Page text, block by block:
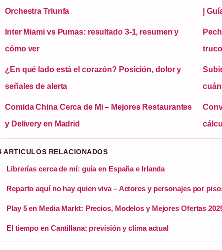
Orchestra Triunfa
|
Inter Miami vs Pumas: resultado 3-1, resumen y
cómo ver
¿En qué lado está el corazón? Posición, dolor y
señales de alerta
Comida China Cerca de Mi – Mejores Restaurantes
y Delivery en Madrid
ARTICULOS RELACIONADOS
Librerías cerca de mí: guía en España e Irlanda
Reparto aquí no hay quien viva – Actores y personajes por
Play 5 en Media Markt: Precios, Modelos y Mejores Ofertas
El tiempo en Cantillana: previsión y clima actual